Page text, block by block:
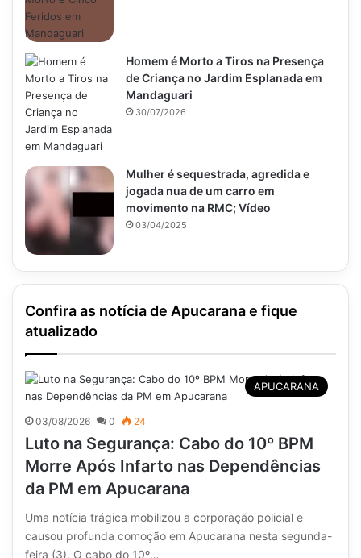
Homem é Morto a Tiros na Presença
de Criança no Jardim Esplanada em
Mandaguari
30/07/2026
Mulher é sequestrada, agredida e
jogada nua de um carro em
movimento na RMC; Vídeo
03/04/2025
Confira as notícia de Apucarana e fique
atualizado
APUCARANA
03/08/2026 0 24
Luto na Segurança: Cabo do 10º BPM
Morre Após Infarto nas Dependências
da PM em Apucarana
Uma notícia trágica mobilizou a corporação policial e
causou profunda comoção em Apucarana nesta segunda-
feira (3). O cabo do 10º…